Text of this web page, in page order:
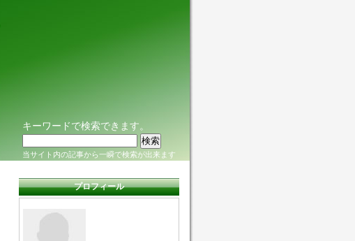
キーワードで検索できます。
当サイト内の記事から一瞬で検索が出来ます
プロフィール